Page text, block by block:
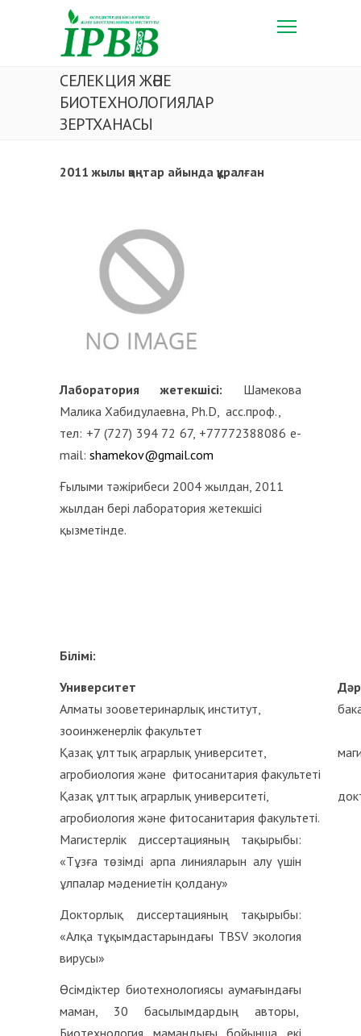
СЕЛЕКЦИЯ ЖӘНЕ
БИОТЕХНОЛОГИЯЛАР
ЗЕРТХАНАСЫ
2011жылы қаңтар айында құралған
Лаборатория жетекшісі: Шамекова
Малика Хабидулаевна, Ph.D, асс.проф.,
тел: +7 (727) 394 72 67, +77772388086 е-
mail: shamekov@gmail.com
Ғылыми тәжірибеси 2004 жылдан, 2011
жылдан бері лаборатория жетекшісі
қызметінде.
Білімі:
Университет
Алматы зооветеринарлық институт,
зооинженерлік факультет
Қазақ ұлттық аграрлық университет,
агробиология және фитосанитария факультеті
Қазақ ұлттық аграрлық университеті,
агробиология және фитосанитария факультеті.
Магистерлік диссертацияның тақырыбы:
«Тұзға төзімді арпа линияларын алу үшін
ұлпалар мәдениетін қолдану»
Докторлық диссертацияның тақырыбы:
«Алқа тұқымдастарындағы TBSV экология
вирусы»
Өсімдіктер биотехнологиясы аумағындағы
маман, 30 басылымдардың авторы,
Биотехнология мамандығы бойынша екі